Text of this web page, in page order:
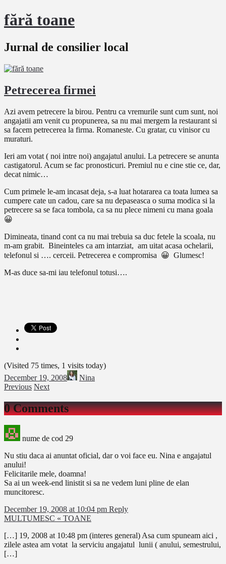
fără toane
Jurnal de consilier local
Petrecerea firmei
Azi avem petrecere la birou. Pentru ca vremurile sunt cum sunt, noi
angajatii am venit cu propunerea, sa nu mai mergem la restaurant si
sa facem petrecerea la firma. Romaneste. Cu gratar, cu vinisor cu
muraturi.
Ieri am votat ( noi intre noi) angajatul anului. La petrecere se anunta
castigatorul. Acum se fac pronosticuri. Premiul nu e cine stie ce, dar,
decat nimic…
Cum primele le-am incasat deja, s-a luat hotararea ca toata lumea sa
cumpere cate un cadou, care sa nu depaseasca o suma modica si la
petrecere sa se faca tombola, ca sa nu plece nimeni cu mana goala
😀
Dimineata, tinand cont ca nu mai trebuia sa duc fetele la scoala, nu
m-am grabit. Bineinteles ca am intarziat, am uitat acasa ochelarii,
telefonul si …. cerceii. Petrecerea e compromisa 😀 Glumesc!
M-as duce sa-mi iau telefonul totusi….
(Visited 75 times, 1 visits today)
December 19, 2008
Nina
Previous Next
0 Comments
nume de cod 29
Nu stiu daca ai anuntat oficial, dar o voi face eu. Nina e angajatul
anului!
Felicitarile mele, doamna!
Sa ai un week-end linistit si sa ne vedem luni pline de elan
muncitoresc.
December 19, 2008 at 10:04 pm Reply
MULTUMESC « TOANE
[…] 19, 2008 at 10:48 pm (interes general) Asa cum spuneam aici ,
zilele astea am votat la serviciu angajatul lunii ( anului, semestrului,
[…]